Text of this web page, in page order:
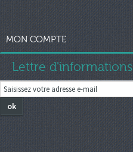
MON COMPTE
Lettre d'informations
ok